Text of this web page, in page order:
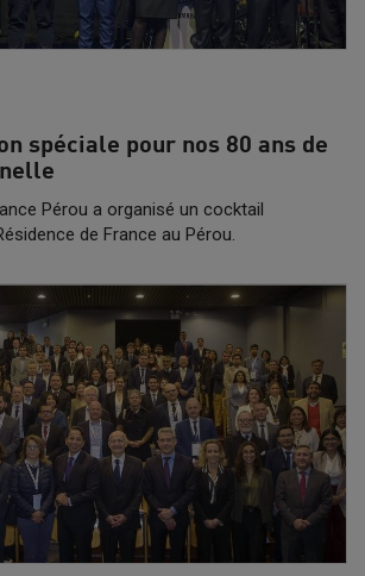
spéciale pour nos 80 ans de
Pérou a organisé un cocktail
de France au Pérou.